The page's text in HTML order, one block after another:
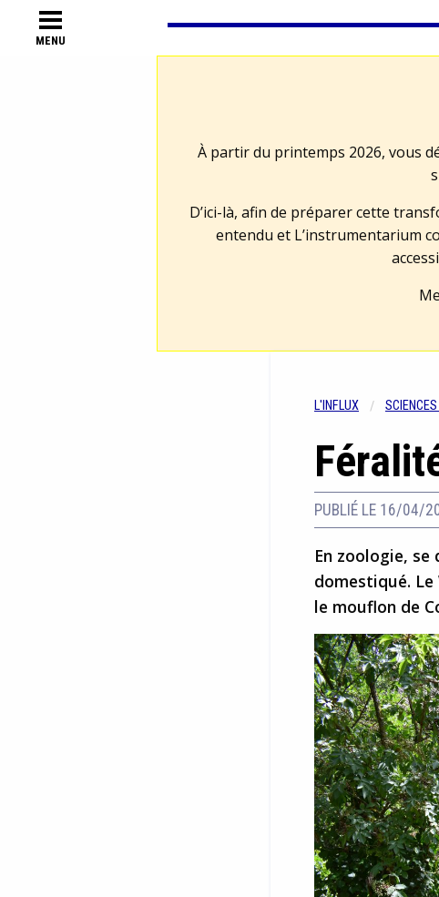
MENU
À partir du printemps 2026, vous
D’ici-là, afin de préparer cette
entendu et L’instrumentarium
L'INFLUX
PUBLIÉ LE 16/04/
En zoologie, se
domestiqué.
le mouflon de